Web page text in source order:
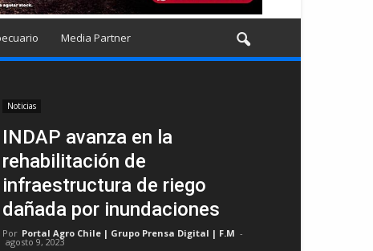
Media Partner
Noticias
INDAP avanza en la
rehabilitación de
infraestructura de riego
dañada por inundaciones
Por Portal Agro Chile | Grupo Prensa Digital | F.M -
agosto 9, 2023